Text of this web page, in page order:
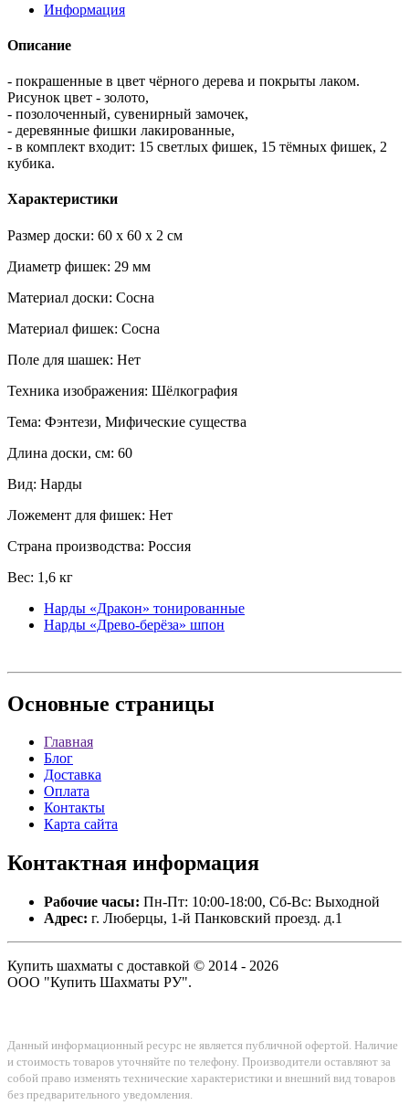
Информация
Описание
- покрашенные в цвет чёрного дерева и покрыты лаком.
Рисунок цвет - золото,
- позолоченный, сувенирный замочек,
- деревянные фишки лакированные,
- в комплект входит: 15 светлых фишек, 15 тёмных фишек, 2
кубика.
Характеристики
Размер доски: 60 x 60 x 2 см
Диаметр фишек: 29 мм
Материал доски: Сосна
Материал фишек: Сосна
Поле для шашек: Нет
Техника изображения: Шёлкография
Тема: Фэнтези, Мифические существа
Длина доски, см: 60
Вид: Нарды
Ложемент для фишек: Нет
Страна производства: Россия
Вес: 1,6 кг
Нарды «Дракон» тонированные
Нарды «Древо-берёза» шпон
Основные страницы
Главная
Блог
Доставка
Оплата
Контакты
Карта сайта
Контактная информация
Рабочие часы: Пн-Пт: 10:00-18:00, Сб-Вс: Выходной
Адрес: г. Люберцы, 1-й Панковский проезд. д.1
Купить шахматы с доставкой © 2014 - 2026
ООО "Купить Шахматы РУ".
Данный информационный ресурс не является публичной офертой. Наличие
и стоимость товаров уточняйте по телефону. Производители оставляют за
собой право изменять технические характеристики и внешний вид товаров
без предварительного уведомления.